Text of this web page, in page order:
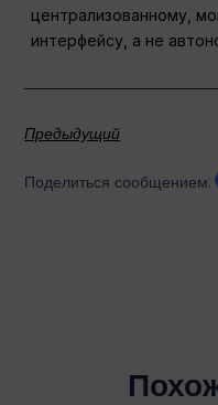
централизованному,
интерфейсу, а не
Предыдущий
Поделиться сообщением: